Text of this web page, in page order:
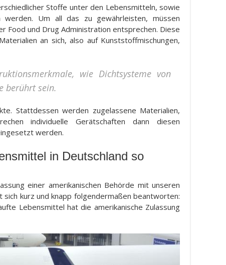
Stoffe unter den Lebensmitteln, sowie
Um all das zu gewährleisten, müssen
Food und Drug Administration entsprechen. Diese
an sich, also auf Kunststoffmischungen,
wie Dichtsysteme von
berührt sein.
Stattdessen werden zugelassene Materialien,
individuelle Gerätschaften dann diesen
werden.
in Deutschland so
einer amerikanischen Behörde mit unseren
kurz und knapp folgendermaßen beantworten:
Lebensmittel hat die amerikanische Zulassung